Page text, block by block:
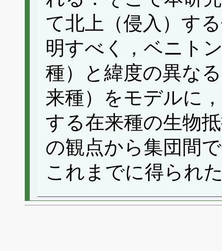
て北上（侵入）す
明すべく，ベニト
種）と緯度の異な
来種）をモデルに
する在来種の生物
の観点から集団間
これまでに得られ